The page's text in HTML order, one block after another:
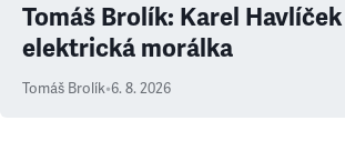
Tomáš Brolík: Karel
elektrická morálka
Tomáš Brolík•6. 8. 2026